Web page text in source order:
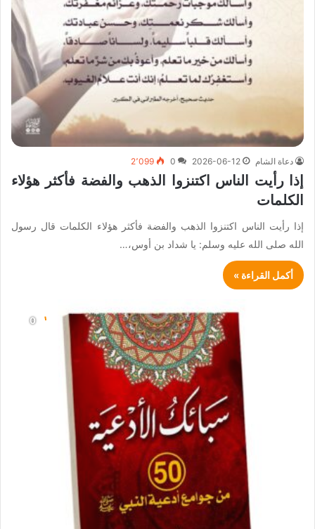
دعاة الشام 2026-06-12
0 2٬099
إذا رأيت الناس اكتنزوا الذهب والفضة فأكثر هؤلاء
الكلمات
إذا رأيت الناس اكتنزوا الذهب والفضة فأكثر هؤلاء الكلمات قال رسول
الله صلى الله عليه وسلم: يا شداد بن أوس،…
أكمل القراءة »